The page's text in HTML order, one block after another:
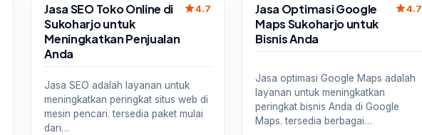
Sale
Jasa SEO Toko Online di
Sukoharjo untuk
Meningkatkan Penjualan
Anda
star4.7
Jasa SEO adalah layanan untuk
meningkatkan peringkat situs web di
mesin pencari. tersedia paket mulai
dari…
Sale
Jasa Optimasi Google
Maps Sukoharjo untuk
Bisnis Anda
star4.7
Jasa optimasi Google Maps adalah
layanan untuk meningkatkan
peringkat bisnis Anda di Google
Maps. tersedia berbagai…